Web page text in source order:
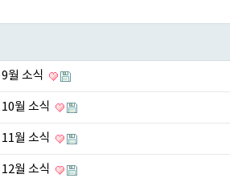
월 소식
월 소식
월 소식
월 소식